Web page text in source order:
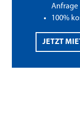
Anfrage
100%
JETZT